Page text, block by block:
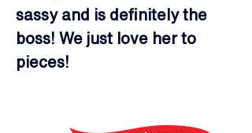
sassy and is definitely the
boss! We just love her to
pieces!